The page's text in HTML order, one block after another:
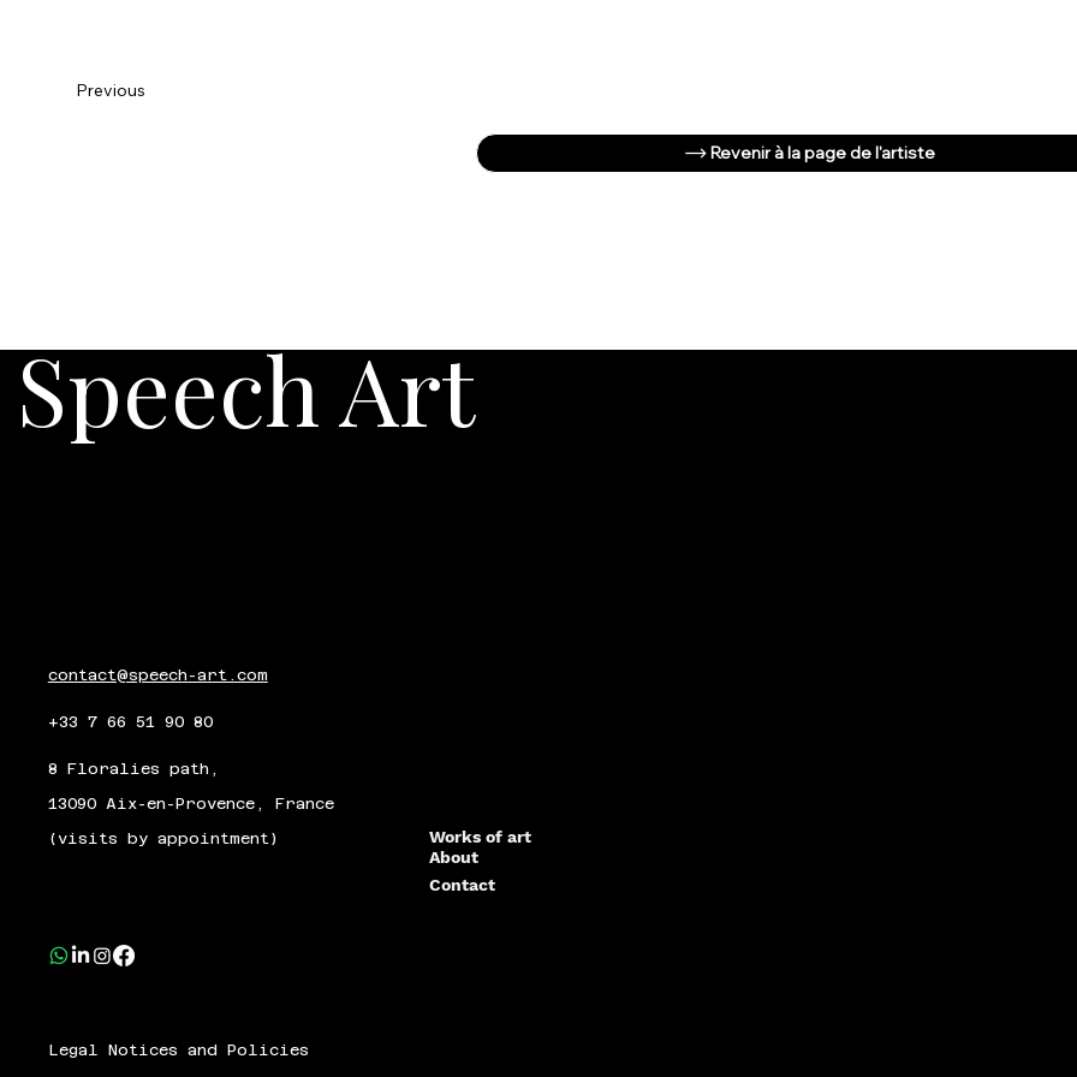
Previous
Revenir à la page de l'artiste
Speech Art
contact@speech-art.com
+33 7 66 51 90 80
8 Floralies path,
13090 Aix-en-Provence, France
(visits by appointment)
Works of art
About
Contact
Legal Notices and Policies